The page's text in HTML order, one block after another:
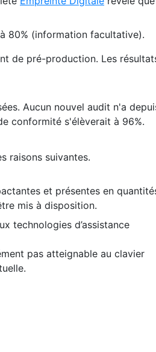
80% (information facultative).
de pré-production. Les
Aucun nouvel audit n'a
conformité s'élèverait à 96%.
raisons suivantes.
et présentes en
mis à disposition.
technologies d’assistance
pas atteignable au clavier